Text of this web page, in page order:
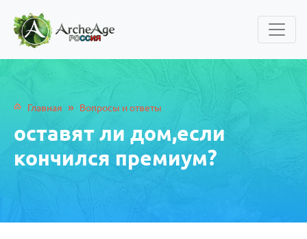
Главная » Вопросы и ответы
оставят ли дом,если
кончился премиум?